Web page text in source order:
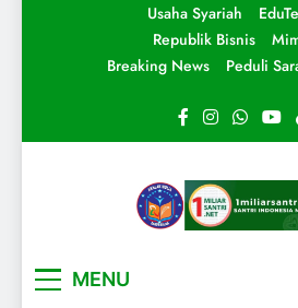
Usaha Syariah
Republik Bisnis
Breaking News
Peduli
MENU